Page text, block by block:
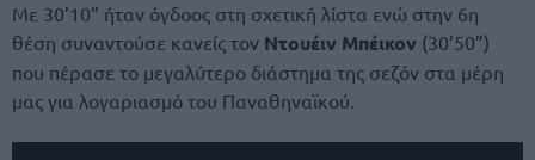
Με 30’10” ήταν όγδοος στη σχετική λίστα ενώ στην 6η
θέση συναντούσε κανείς τον Ντουέιν Μπέικον (30’50”)
που πέρασε το μεγαλύτερο διάστημα της σεζόν στα μέρη
μας για λογαριασμό του Παναθηναϊκού.